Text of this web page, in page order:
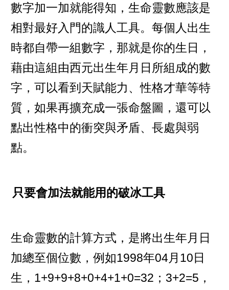
數字加一加就能得知，生命靈數應該是
相對最好入門的識人工具。每個人出生
時都自帶一組數字，那就是你的生日，
藉由這組由西元出生年月日所組成的數
字，可以看到天賦能力、性格才華等特
質，如果再擴充成一張命盤圖，還可以
點出性格中的衝突與矛盾、長處與弱
點。
只要會加法就能用的破冰工具
生命靈數的計算方式，是將出生年月日
加總至個位數，例如1998年04月10日
生，1+9+9+8+0+4+1+0=32；3+2=5，